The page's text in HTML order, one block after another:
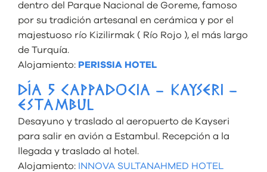
dentro del Parque Nacional de Goreme, famoso
por su tradición artesanal en cerámica y por el
majestuoso río Kizilirmak ( Río Rojo ), el más largo
de Turquía.
Alojamiento: PERISSIA HOTEL
DÍA 5 CAPPADOCIA – KAYSERI –
ESTAMBUL
Desayuno y traslado al aeropuerto de Kayseri
para salir en avión a Estambul. Recepción a la
llegada y traslado al hotel.
Alojamiento: INNOVA SULTANAHMED HOTEL